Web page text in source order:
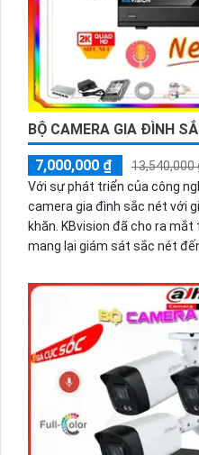
BỘ CAMERA GIA ĐÌNH
7,000,000 ₫
13,540,000
Với sự phát triển của công
camera gia đình sắc nét với
khăn. KBvision đã cho ra mắt trọn bộ camera đỉnh cao,
mang lại giám sát sắc nét